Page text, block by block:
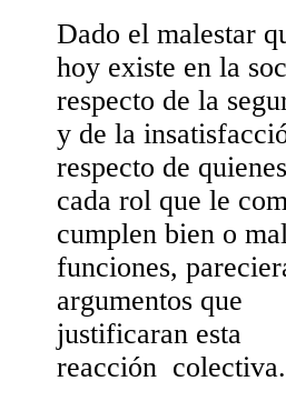
Dado el malestar
hoy existe en la
respecto de la
y de la
respecto de
cada rol que le
cumplen bien o
funciones,
argumentos que
justificaran esta
reacción colectiva.